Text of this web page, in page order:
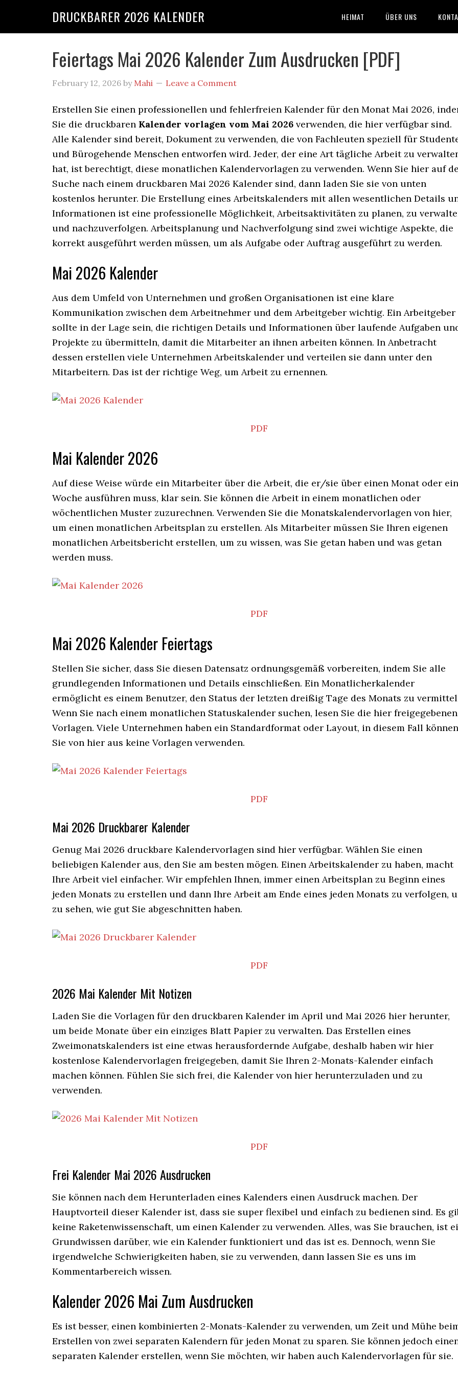
DRUCKBARER 2026 KALENDER HEIMAT ÜBER UNS
Feiertags Mai 2026 Kalender Zum Ausdrucken [PDF]
February 12, 2026 by Mahi Leave a Comment
Erstellen Sie einen professionellen und fehlerfreien Kalender für den Monat Mai 2026,
Sie die druckbaren Kalender vorlagen vom Mai 2026 verwenden, die hier verfügbar sind.
Alle Kalender sind bereit, Dokument zu verwenden, die von Fachleuten speziell für
und Bürogehende Menschen entworfen wird. Jeder, der eine Art tägliche Arbeit zu
hat, ist berechtigt, diese monatlichen Kalendervorlagen zu verwenden. Wenn Sie hier auf
Suche nach einem druckbaren Mai 2026 Kalender sind, dann laden Sie sie von unten
kostenlos herunter. Die Erstellung eines Arbeitskalenders mit allen wesentlichen Details
Informationen ist eine professionelle Möglichkeit, Arbeitsaktivitäten zu planen, zu
und nachzuverfolgen. Arbeitsplanung und Nachverfolgung sind zwei wichtige Aspekte, die
korrekt ausgeführt werden müssen, um als Aufgabe oder Auftrag ausgeführt zu werden.
Mai 2026 Kalender
Aus dem Umfeld von Unternehmen und großen Organisationen ist eine klare
Kommunikation zwischen dem Arbeitnehmer und dem Arbeitgeber wichtig. Ein Arbeitgeber
sollte in der Lage sein, die richtigen Details und Informationen über laufende Aufgaben
Projekte zu übermitteln, damit die Mitarbeiter an ihnen arbeiten können. In Anbetracht
dessen erstellen viele Unternehmen Arbeitskalender und verteilen sie dann unter den
Mitarbeitern. Das ist der richtige Weg, um Arbeit zu ernennen.
PDF
Mai Kalender 2026
Auf diese Weise würde ein Mitarbeiter über die Arbeit, die er/sie über einen Monat oder
Woche ausführen muss, klar sein. Sie können die Arbeit in einem monatlichen oder
wöchentlichen Muster zuzurechnen. Verwenden Sie die Monatskalendervorlagen von hier,
um einen monatlichen Arbeitsplan zu erstellen. Als Mitarbeiter müssen Sie Ihren eigenen
monatlichen Arbeitsbericht erstellen, um zu wissen, was Sie getan haben und was getan
werden muss.
PDF
Mai 2026 Kalender Feiertags
Stellen Sie sicher, dass Sie diesen Datensatz ordnungsgemäß vorbereiten, indem Sie alle
grundlegenden Informationen und Details einschließen. Ein Monatlicherkalender
ermöglicht es einem Benutzer, den Status der letzten dreißig Tage des Monats zu
Wenn Sie nach einem monatlichen Statuskalender suchen, lesen Sie die hier freigegebenen
Vorlagen. Viele Unternehmen haben ein Standardformat oder Layout, in diesem Fall können
Sie von hier aus keine Vorlagen verwenden.
PDF
Mai 2026 Druckbarer Kalender
Genug Mai 2026 druckbare Kalendervorlagen sind hier verfügbar. Wählen Sie einen
beliebigen Kalender aus, den Sie am besten mögen. Einen Arbeitskalender zu haben, macht
Ihre Arbeit viel einfacher. Wir empfehlen Ihnen, immer einen Arbeitsplan zu Beginn eines
jeden Monats zu erstellen und dann Ihre Arbeit am Ende eines jeden Monats zu verfolgen,
zu sehen, wie gut Sie abgeschnitten haben.
PDF
2026 Mai Kalender Mit Notizen
Laden Sie die Vorlagen für den druckbaren Kalender im April und Mai 2026 hier herunter,
um beide Monate über ein einziges Blatt Papier zu verwalten. Das Erstellen eines
Zweimonatskalenders ist eine etwas herausfordernde Aufgabe, deshalb haben wir hier
kostenlose Kalendervorlagen freigegeben, damit Sie Ihren 2-Monats-Kalender einfach
machen können. Fühlen Sie sich frei, die Kalender von hier herunterzuladen und zu
verwenden.
PDF
Frei Kalender Mai 2026 Ausdrucken
Sie können nach dem Herunterladen eines Kalenders einen Ausdruck machen. Der
Hauptvorteil dieser Kalender ist, dass sie super flexibel und einfach zu bedienen sind. Es
keine Raketenwissenschaft, um einen Kalender zu verwenden. Alles, was Sie brauchen, ist
Grundwissen darüber, wie ein Kalender funktioniert und das ist es. Dennoch, wenn Sie
irgendwelche Schwierigkeiten haben, sie zu verwenden, dann lassen Sie es uns im
Kommentarbereich wissen.
Kalender 2026 Mai Zum Ausdrucken
Es ist besser, einen kombinierten 2-Monats-Kalender zu verwenden, um Zeit und Mühe
Erstellen von zwei separaten Kalendern für jeden Monat zu sparen. Sie können jedoch
separaten Kalender erstellen, wenn Sie möchten, wir haben auch Kalendervorlagen für sie.